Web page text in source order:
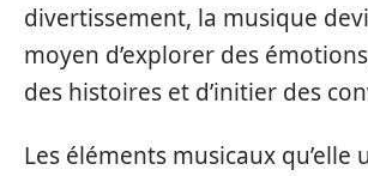
divertissement, la musique
moyen d’explorer des
des histoires et d’initier des
Les éléments musicaux qu’elle